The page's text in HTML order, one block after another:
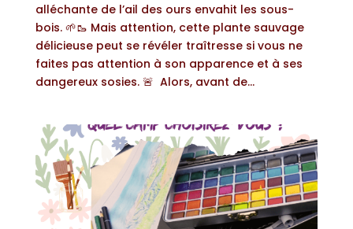
alléchante de l’ail des ours envahit les sous-
bois. 🌱🥾 Mais attention, cette plante sauvage
délicieuse peut se révéler traîtresse si vous ne
faites pas attention à son apparence et à ses
dangereux sosies. 🚨 Alors, avant de...